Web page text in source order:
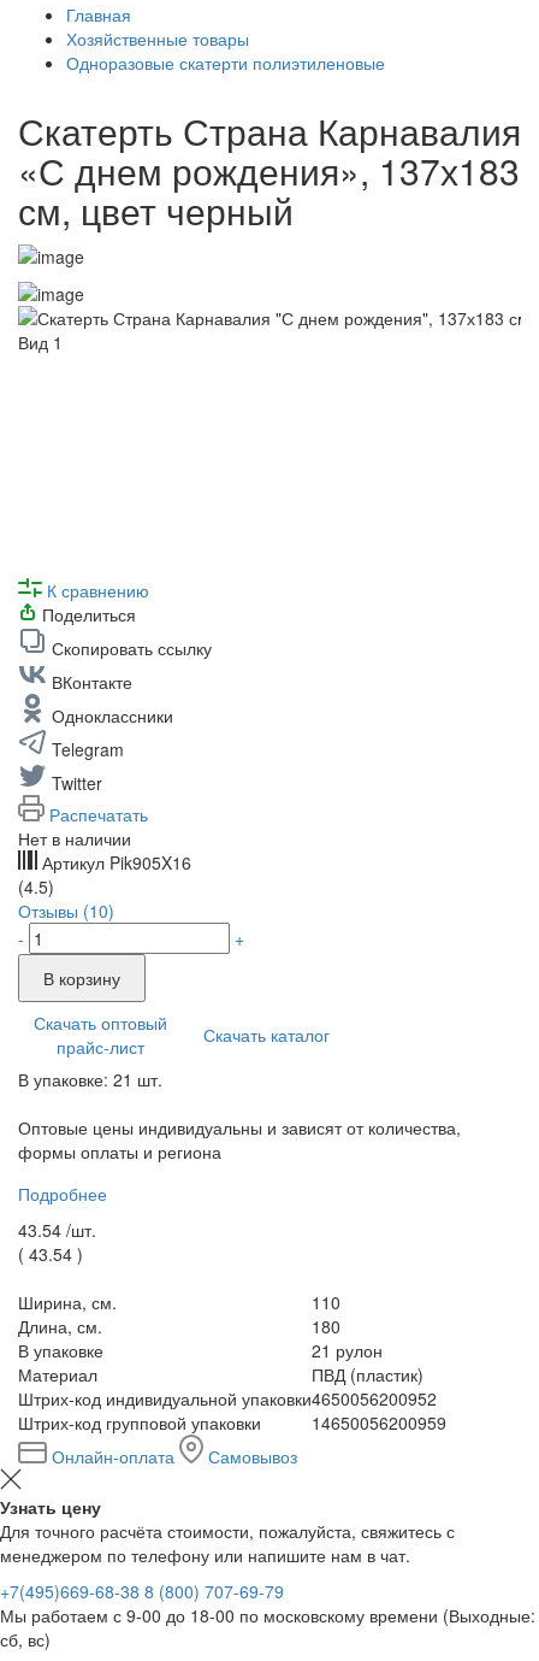
Главная
Хозяйственные товары
Одноразовые скатерти полиэтиленовые
Скатерть Страна Карнавалия
«С днем рождения», 137х183
см, цвет черный
К сравнению
Поделиться
Скопировать ссылку
ВКонтакте
Одноклассники
Telegram
Twitter
Распечатать
Нет в наличии
Артикул Pik905X16
(4.5)
Отзывы (10)
-
+
В корзину
Скачать оптовый
прайс-лист
Скачать каталог
В упаковке: 21 шт.
Оптовые цены индивидуальны и зависят от количества,
формы оплаты и региона
Подробнее
43.54 /шт.
( 43.54 )
Ширина, см.
110
Длина, см.
180
В упаковке
21 рулон
Материал
ПВД (пластик)
Штрих-код индивидуальной упаковки4650056200952
Штрих-код групповой упаковки
14650056200959
Онлайн-оплата
Самовывоз
Узнать цену
Для точного расчёта стоимости, пожалуйста, свяжитесь с
менеджером по телефону или напишите нам в чат.
+7(495)669-68-38 8 (800) 707-69-79
Мы работаем с 9-00 до 18-00 по московскому времени (Выходные:
сб, вс)